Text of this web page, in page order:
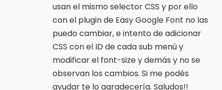
usan el mismo selector CSS y por ello
con el plugin de Easy Google Font no las
puedo cambiar, e intento de adicionar
CSS con el ID de cada sub menú y
modificar el font-size y demás y no se
observan los cambios. Si me podés
ayudar te lo agradecería. Saludos!!